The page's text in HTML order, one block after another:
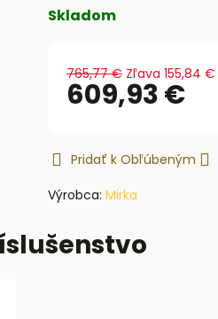
Skladom
765,77 € Zľava 155,84 €
609,93 €
Pridať k Obľúbeným
Výrobca: Mirka